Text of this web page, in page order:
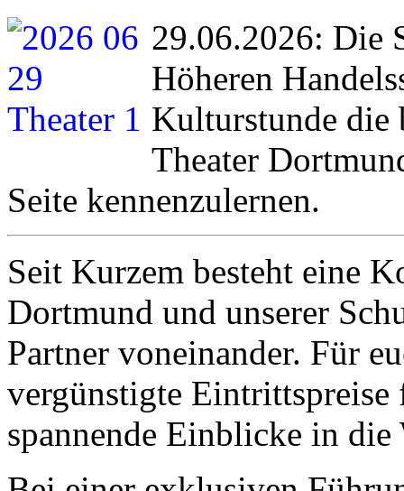
29.06.2026: Die
Höheren
Kulturstunde die
Theater
Seite kennenzulernen.
Seit Kurzem besteht eine
Dortmund und unserer
Partner voneinander. Für
vergünstigte
spannende Einblicke in die